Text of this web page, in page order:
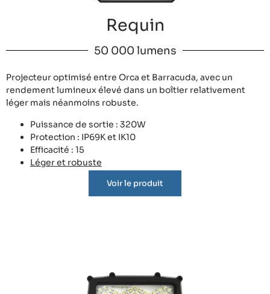
Requin
50 000 lumens
Projecteur optimisé entre Orca et Barracuda, avec un
rendement lumineux élevé dans un boîtier relativement
léger mais néanmoins robuste.
Puissance de sortie : 320W
Protection : IP69K et IK10
Efficacité : 15
Léger et robuste
Voir le produit